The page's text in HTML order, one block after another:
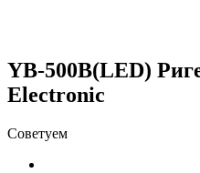
YB-500B(LED)
Electronic
Советуем